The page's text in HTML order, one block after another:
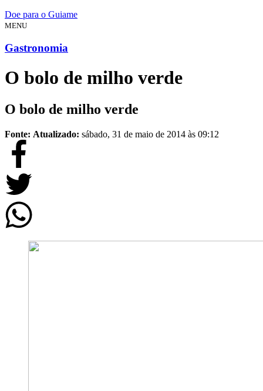
Doe para o Guiame
MENU
Gastronomia
O bolo de milho verde
O bolo de milho verde
Fonte: Atualizado: sábado, 31 de maio de 2014 às 09:12